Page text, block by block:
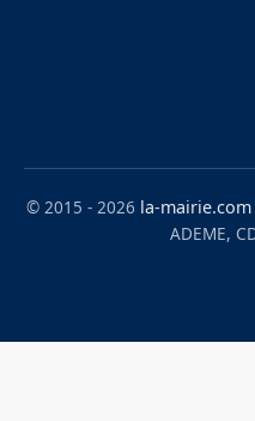
© 2015 - 2026 la-mairie.com
ADEME,